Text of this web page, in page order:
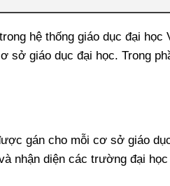
hệ thống giáo dục đại học
sở giáo dục đại học. Trong
gán cho mỗi cơ sở giáo
nhận diện các trường đại